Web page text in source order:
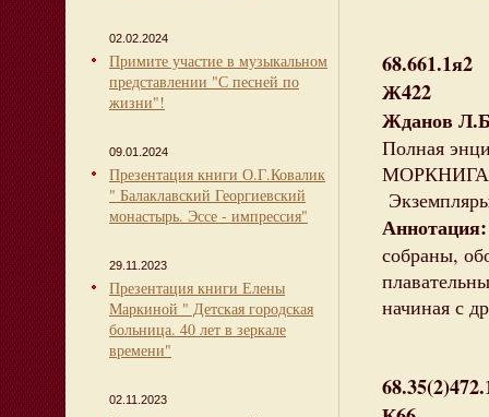
02.02.2024
Примите участие в музыкальном
представлении "С песней по
жизни"!
09.01.2024
Презентация книги О.Г.Ковалик
" Балаклавский Георгиевский
монастырь. Эссе - импрессия"
29.11.2023
Презентация книги Елены
Маркиной " Детская городская
больница. 40 лет в зеркале
времени"
02.11.2023
68.661.1я2
Ж422
Жданов
Полная
МОРКНИГА,
Аннотация:
собраны,
начиная с